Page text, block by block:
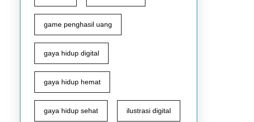
game penghasil uang
gaya hidup digital
gaya hidup hemat
gaya hidup sehat ilustrasi digital